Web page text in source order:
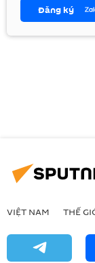
Đăng ký
VIỆT NAM THẾ